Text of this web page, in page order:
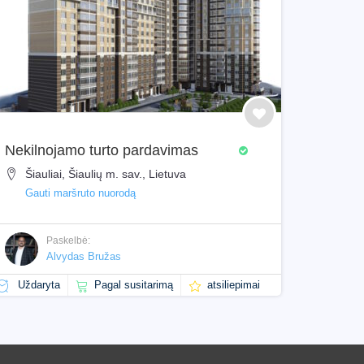
Nekilnojamo turto pardavimas
Šiauliai, Šiaulių m. sav., Lietuva
Gauti maršruto nuorodą
Paskelbė:
Alvydas Bružas
Uždaryta Pagal susitarimą atsiliepimai